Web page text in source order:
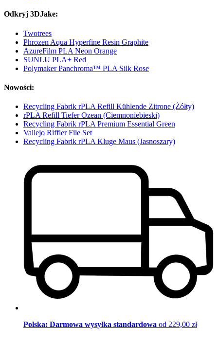
Odkryj 3DJake:
Twotrees
Phrozen Aqua Hyperfine Resin Graphite
AzureFilm PLA Neon Orange
SUNLU PLA+ Red
Polymaker Panchroma™ PLA Silk Rose
Nowości:
Recycling Fabrik rPLA Refill Kühlende Zitrone (Żółty)
rPLA Refill Tiefer Ozean (Ciemnoniebieski)
Recycling Fabrik rPLA Premium Essential Green
Vallejo Riffler File Set
Recycling Fabrik rPLA Kluge Maus (Jasnoszary)
Polska: Darmowa wysyłka standardowa od 229,00 zł